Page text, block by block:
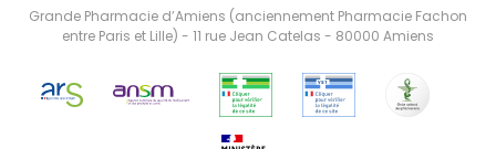
Grande Pharmacie d’Amiens (anciennement Pharmacie Fachon
entre Paris et Lille) - 11 rue Jean Catelas - 80000 Amiens